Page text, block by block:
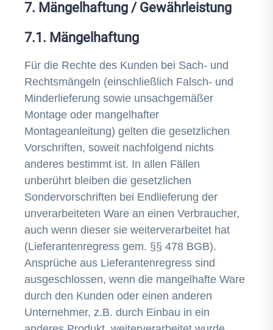
7. Mängelhaftung / Gewährleistung
7.1. Mängelhaftung
Für die Rechte des Kunden bei Sach- und
Rechtsmängeln (einschließlich Falsch- und
Minderlieferung sowie unsachgemäßer
Montage oder mangelhafter
Montageanleitung) gelten die gesetzlichen
Vorschriften, soweit nachfolgend nichts
anderes bestimmt ist. In allen Fällen
unberührt bleiben die gesetzlichen
Sondervorschriften bei Endlieferung der
unverarbeiteten Ware an einen Verbraucher,
auch wenn dieser sie weiterverarbeitet hat
(Lieferantenregress gem. §§ 478 BGB).
Ansprüche aus Lieferantenregress sind
ausgeschlossen, wenn die mangelhafte Ware
durch den Kunden oder einen anderen
Unternehmer, z.B. durch Einbau in ein